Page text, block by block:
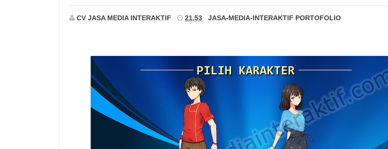
CV JASA MEDIA INTERAKTIF 21.53 JASA-MEDIA-INTERAKTIF PORTOFOLIO